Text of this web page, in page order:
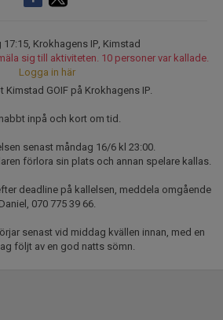
17:15, Krokhagens IP, Kimstad
sig till aktiviteten. 10 personer var kallade.
Logga in här
Kimstad GOIF på Krokhagens IP.
inpå och kort om tid.
senast måndag 16/6 kl 23:00.
förlora sin plats och annan spelare kallas.
deadline på kallelsen, meddela omgående
Daniel, 070 775 39 66.
senast vid middag kvällen innan, med en
följt av en god natts sömn.